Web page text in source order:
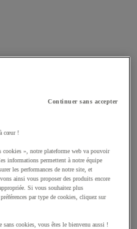
Continuer sans accepter
cœur !
», notre plateforme web va pouvoir
informations permettent à notre équipe
les performances de notre site, et
ainsi vous proposer des produits encore
Si vous souhaitez plus
par type de cookies, cliquez sur
cookies, vous êtes le bienvenu aussi !